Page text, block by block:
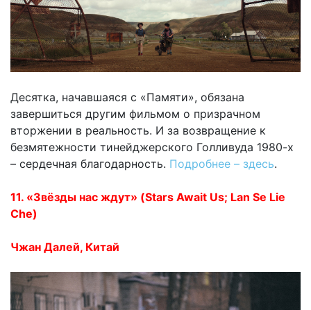
Десятка, начавшаяся с «Памяти», обязана
завершиться другим фильмом о призрачном
вторжении в реальность. И за возвращение к
безмятежности тинейджерского Голливуда 1980-х
– сердечная благодарность. Подробнее – здесь.
11. «Звёзды нас ждут» (Stars Await Us; Lan Se Lie
Che)
Чжан Далей, Китай